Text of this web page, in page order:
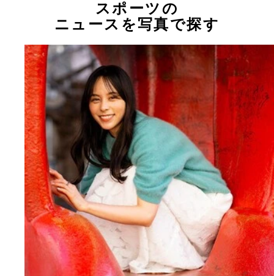
スポーツの
ニュースを写真で探す